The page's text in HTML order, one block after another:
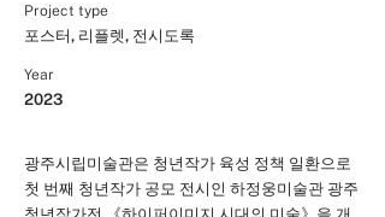
Project type
포스터, 리플렛, 전시도록
Year
2023
광주시립미술관은 청년작가 육성 정책 일환으로
첫 번째 청년작가 공모 전시인 하정웅미술관 광주